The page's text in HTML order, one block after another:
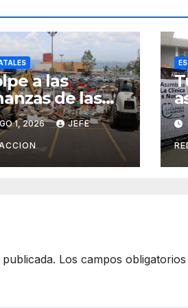
a las
de las
en
1, 2026 JEFE
Los campos